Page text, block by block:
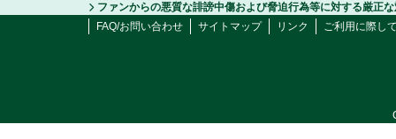
ファンからの悪質な誹謗中傷および脅迫行為等に対する厳正
FAQ/お問い合わせ
サイトマップ リンク ご利用に際し